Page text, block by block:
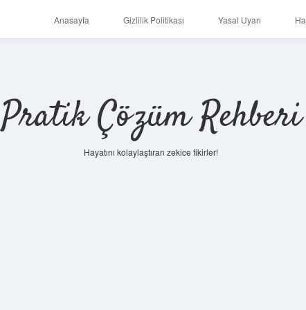
Anasayfa Gizlilik Politikası Yasal Uyarı
Pratik Çözüm Rehberi
Hayatını kolaylaştıran zekice fikirler!